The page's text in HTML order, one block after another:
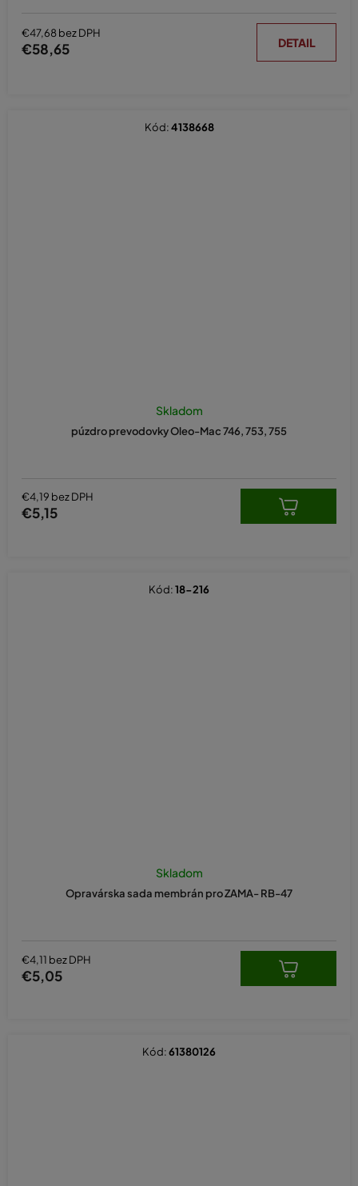
€47,68 bez DPH
€58,65 DETAIL
púzdro prevodovky Oleo-Mac 746, 753, 755
Skladom
€4,19 bez DPH
€5,15
Kód:4138668
Opravárska sada membrán pro ZAMA- RB-47
Skladom
€4,11 bez DPH
€5,05
Kód:18-216
Kód:61380126